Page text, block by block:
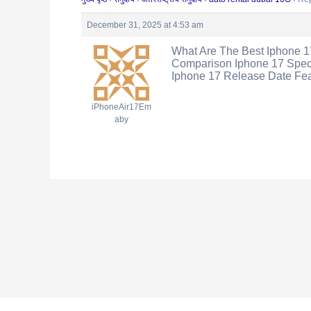
December 31, 2025 at 4:53 am
iPhoneAir17Em
aby
What Are The Best Iphone
Comparison Iphone 17
Iphone 17 Release Date